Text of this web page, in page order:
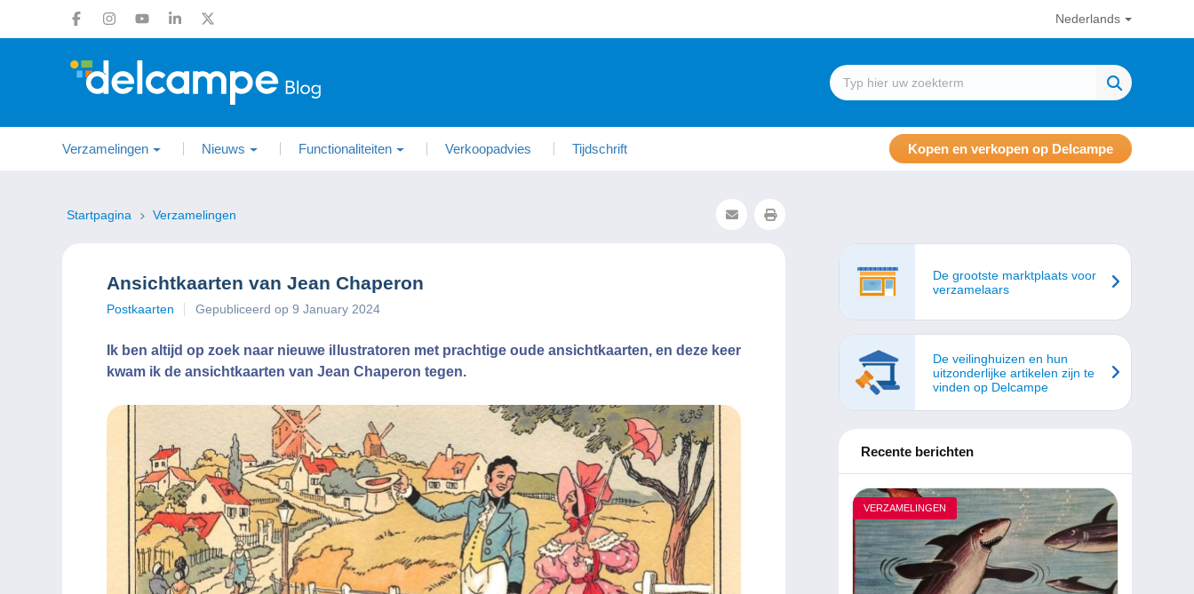
Nederlands
Verzamelingen Nieuws Functionaliteiten Verkoopadvies Tijdschrift Kopen en verkopen op Delcampe
Startpagina Verzamelingen
Ansichtkaarten van Jean Chaperon
Postkaarten Gepubliceerd op 9 January 2024
Ik ben altijd op zoek naar nieuwe illustratoren met prachtige oude ansichtkaarten, en deze keer
kwam ik de ansichtkaarten van Jean Chaperon tegen.
De grootste marktplaats voor
verzamelaars
De veilinghuizen en hun
uitzonderlijke artikelen zijn te
vinden op Delcampe
Recente berichten
VERZAMELINGEN